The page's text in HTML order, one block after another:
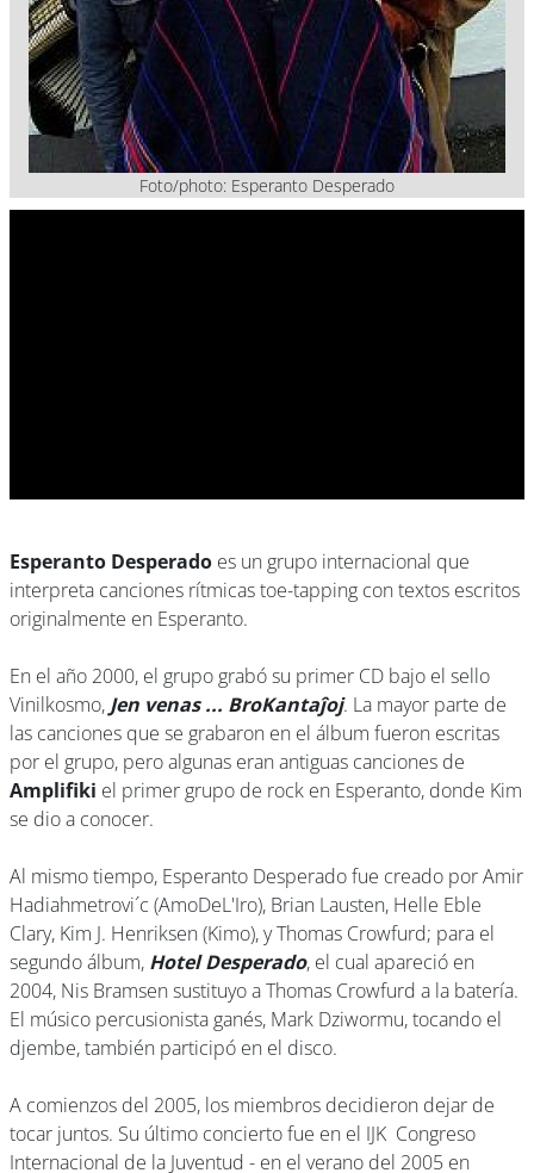
Foto/photo: Esperanto Desperado
Esperanto Desperado es un grupo internacional que
interpreta canciones rítmicas toe-tapping con textos escritos
originalmente en Esperanto.
En el año 2000, el grupo grabó su primer CD bajo el sello
Vinilkosmo, Jen venas ... BroKantaĵoj. La mayor parte de
las canciones que se grabaron en el álbum fueron escritas
por el grupo, pero algunas eran antiguas canciones de
Amplifiki el primer grupo de rock en Esperanto, donde Kim
se dio a conocer.
Al mismo tiempo, Esperanto Desperado fue creado por Amir
Hadiahmetrovi´c (AmoDeL'Iro), Brian Lausten, Helle Eble
Clary, Kim J. Henriksen (Kimo), y Thomas Crowfurd; para el
segundo álbum, Hotel Desperado, el cual apareció en
2004, Nis Bramsen sustituyo a Thomas Crowfurd a la batería.
El músico percusionista ganés, Mark Dziwormu, tocando el
djembe, también participó en el disco.
A comienzos del 2005, los miembros decidieron dejar de
tocar juntos. Su último concierto fue en el IJK  Congreso
Internacional de la Juventud - en el verano del 2005 en